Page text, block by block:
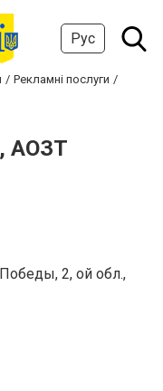
Рус
Рекламні послуги
АОЗТ
2, ой обл.,